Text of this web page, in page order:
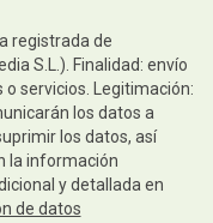
registrada de
S.L.). Finalidad: envío
servicios. Legitimación:
los datos a
los datos, así
la información
y detallada en
de datos